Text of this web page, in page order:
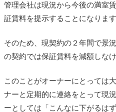
管理会社は現況から今後の満室
証賃料を提示することになります
そのため、現契約の２年間で景
の契約では保証賃料を減額しな
このことがオーナーにとっては
ナーと定期的に連絡をとって現
ーとしては「こんなに下がるは